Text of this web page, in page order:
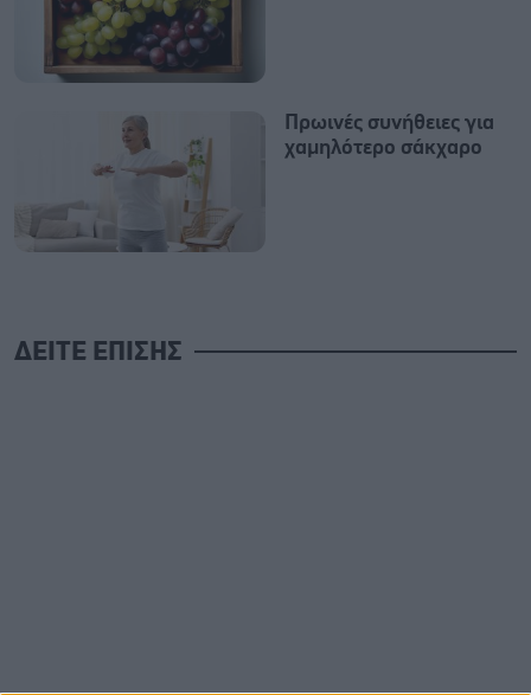
Πρωινές συνήθειες για
χαμηλότερο σάκχαρο
ΔΕΙΤΕ ΕΠΙΣΗΣ